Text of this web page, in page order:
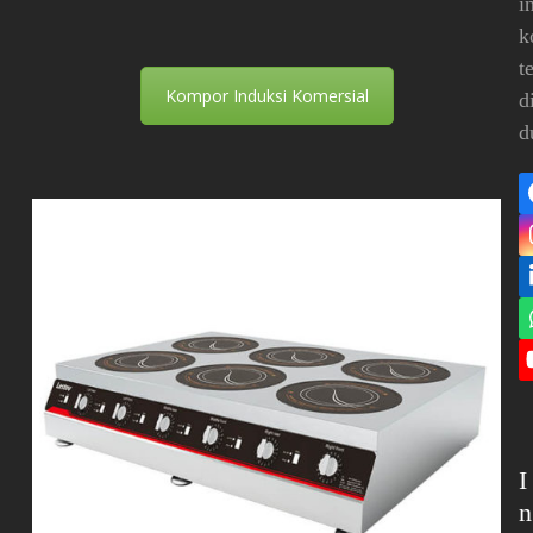
Kompor Induksi Komersial
I
n